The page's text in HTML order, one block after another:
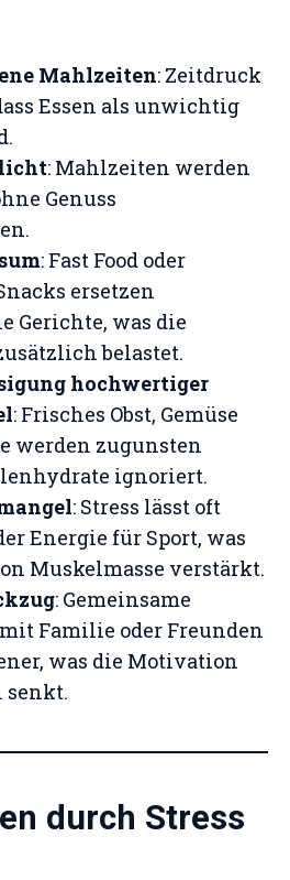
Mahlzeiten: Zeitdruck
Essen als unwichtig
: Mahlzeiten werden
Genuss
: Fast Food oder
ersetzen
Gerichte, was die
belastet.
hochwertiger
: Frisches Obst, Gemüse
werden zugunsten
ignoriert.
: Stress lässt oft
Energie für Sport, was
Muskelmasse verstärkt.
: Gemeinsame
Familie oder Freunden
was die Motivation
senkt.
durch Stress